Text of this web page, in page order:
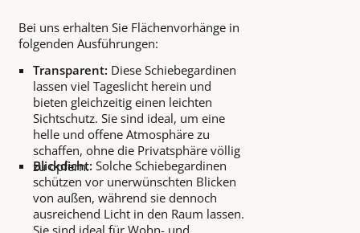
Bei uns erhalten Sie Flächenvorhänge in
folgenden Ausführungen:
Transparent: Diese Schiebegardinen
lassen viel Tageslicht herein und
bieten gleichzeitig einen leichten
Sichtschutz. Sie sind ideal, um eine
helle und offene Atmosphäre zu
schaffen, ohne die Privatsphäre völlig
zu opfern.
Blickdicht: Solche Schiebegardinen
schützen vor unerwünschten Blicken
von außen, während sie dennoch
ausreichend Licht in den Raum lassen.